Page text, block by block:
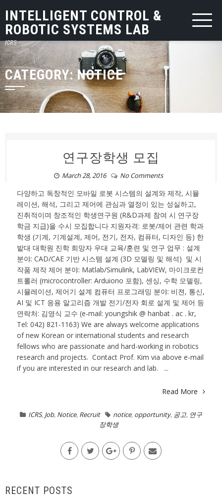
INTELLIGENT CONTROL &
ROBOTIC SYSTEMS LAB
ICRS
CATEGORY: NOTICE
연구장학생 모집
March 28, 2016 No Comments
다양하고 독창적인 모바일 로봇 시스템의 설계와 제작, 시뮬
레이션, 해석, 그리고 제어에 관심과 열정이 있는 성실하고,
진취적이며 창조적인 학생연구원 (R&D과제 참여 시 연구장
학금 지급)을 수시 모집합니다 지원자격: 로봇/제어 관련 학과
학생 (기계, 기계설계, 제어, 전기, 전자, 컴퓨터, 디자인 등) 한
밭대 대학원 진학 희망자 우대 교육/훈련 및 연구 업무 : 설계
분야: CAD/CAE 기반 시스템 설계 (3D 모델링 및 해석) 및 시
작품 제작 제어 분야: Matlab/Simulink, LabVIEW, 마이크로컨
트롤러 (microcontroller: Arduiono 포함), 센싱, 수학 모델링,
시뮬레이션, 제어기 설계 컴퓨터 프로그래밍 분야: 비젼, 통신,
AI 및 ICT 응용 알고리즘 개발 전기/전자 회로 설계 및 제어 등
연락처: 김영식 교수 (e-mail: youngshik @ hanbat . ac . kr,
Tel: 042) 821-1163) We are always welcome applications
of new Korean or international students and research
fellows who are passionate and hard-working in robotics
research and projects. Contact Prof. Kim via above e-mail
if you are interested in our research and lab. ...
Read More
ICRS, Job, Notice, Recruit notice, opportunity, 공고, 연구
장학생
RECENT POSTS